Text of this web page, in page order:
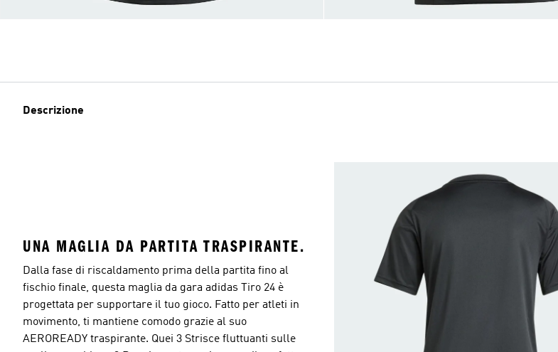
Descrizione
UNA MAGLIA DA PARTITA TRASPIRANTE.
Dalla fase di riscaldamento prima della partita fino al
fischio finale, questa maglia da gara adidas Tiro 24 è
progettata per supportare il tuo gioco. Fatto per atleti in
movimento, ti mantiene comodo grazie al suo
AEROREADY traspirante. Quei 3 Strisce fluttuanti sulle